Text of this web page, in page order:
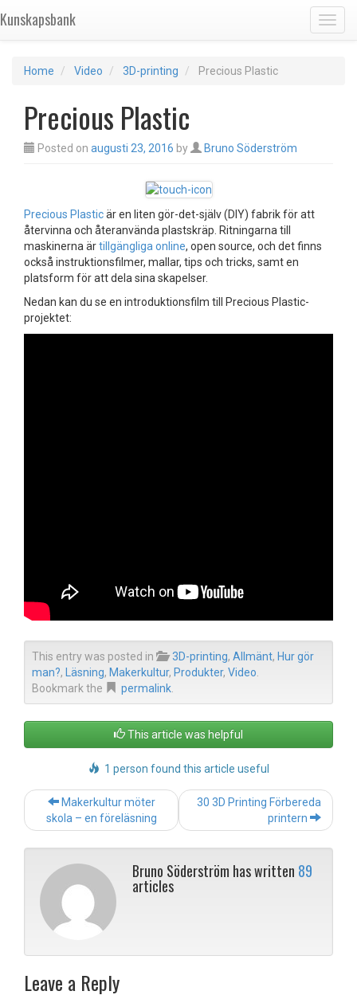
Kunskapsbank
Home Video 3D-printing Precious Plastic
Precious Plastic
Posted on augusti 23, 2016 by Bruno Söderström
Precious Plasticär en liten gör-det-själv (DIY) fabrik för att
återvinna och återanvända plastskräp. Ritningarna till
maskinerna ärtillgängliga online, open source, och det finns
också instruktionsfilmer, mallar, tips och tricks, samt en
platsform för att dela sina skapelser.
Nedan kan du se en introduktionsfilm till Precious Plastic-
projektet:
This entry was posted in 3D-printing, Allmänt, Hur gör
man?, Läsning, Makerkultur, Produkter, Video.
Bookmark the
permalink.
This article was helpful
1 person found this article useful
Post
Makerkultur möter
skola – en föreläsning
30 3D Printing Förbereda
printern
Bruno Söderström has written 89
articles
Leave a Reply